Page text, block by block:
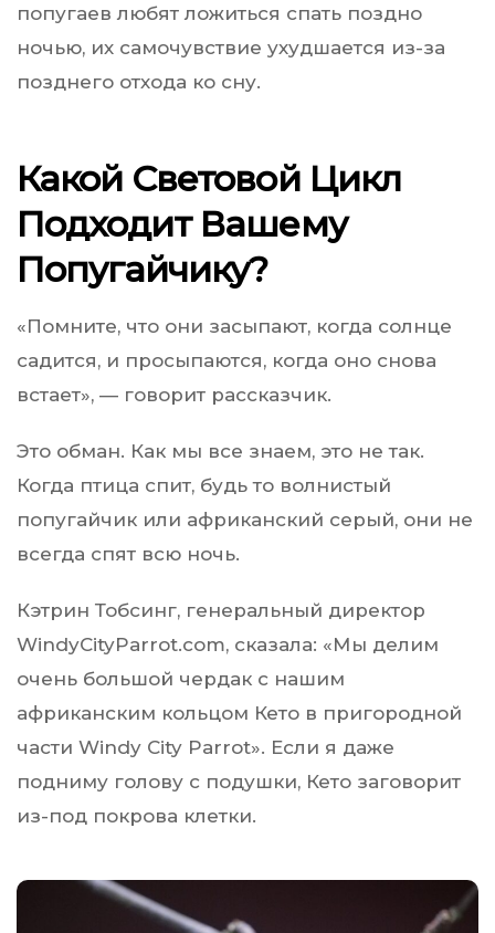
попугаев любят ложиться спать поздно
ночью, их самочувствие ухудшается из-за
позднего отхода ко сну.
Какой Световой Цикл
Подходит Вашему
Попугайчику?
«Помните, что они засыпают, когда солнце
садится, и просыпаются, когда оно снова
встает», — говорит рассказчик.
Это обман. Как мы все знаем, это не так.
Когда птица спит, будь то волнистый
попугайчик или африканский серый, они не
всегда спят всю ночь.
Кэтрин Тобсинг, генеральный директор
WindyCityParrot.com, сказала: «Мы делим
очень большой чердак с нашим
африканским кольцом Кето в пригородной
части Windy City Parrot». Если я даже
подниму голову с подушки, Кето заговорит
из-под покрова клетки.